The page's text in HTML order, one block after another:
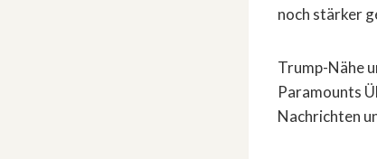
noch stärker
Trump-Nähe
Paramounts
Nachrichten